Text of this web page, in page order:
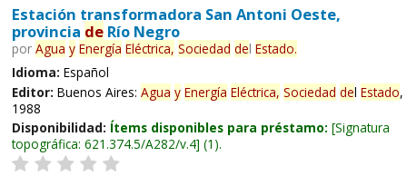
Estación transformadora San Antoni Oeste,
provincia deRío Negro
por Agua y Energía Eléctrica, Sociedad del Estado.
Idioma: Español
Editor: Buenos Aires: Agua y Energía Eléctrica, Sociedad del Estado,
1988
Disponibilidad: Ítems disponibles para préstamo: Signatura
topográfica: 621.374.5/A282/v.4 (1).